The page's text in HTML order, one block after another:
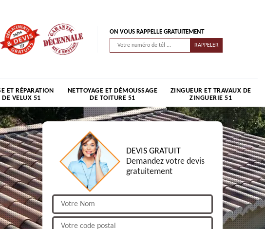
ON VOUS RAPPELLE GRATUITEMENT
ET RÉPARATION
DE VELUX 51
NETTOYAGE ET DÉMOUSSAGE
DE TOITURE 51
ZINGUEUR ET TRAVAUX DE
ZINGUERIE 51
DEVIS GRATUIT
Demandez votre devis
gratuitement